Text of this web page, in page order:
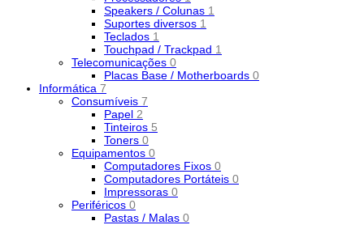
Speakers / Colunas 1
Suportes diversos 1
Teclados 1
Touchpad / Trackpad 1
Telecomunicações 0
Placas Base / Motherboards 0
Informática 7
Consumíveis 7
Papel 2
Tinteiros 5
Toners 0
Equipamentos 0
Computadores Fixos 0
Computadores Portáteis 0
Impressoras 0
Periféricos 0
Pastas / Malas 0